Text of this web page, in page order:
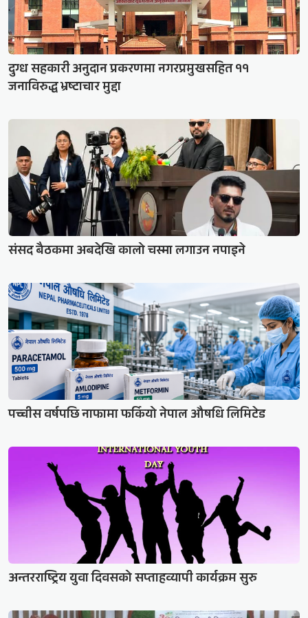
दुग्ध सहकारी अनुदान प्रकरणमा नगरप्रमुखसहित ११
जनाविरुद्ध भ्रष्टाचार मुद्दा
संसद बैठकमा अबदेखि कालो चस्मा लगाउन नपाइने
पच्चीस वर्षपछि नाफामा फर्कियो नेपाल औषधि लिमिटेड
अन्तरराष्ट्रिय युवा दिवसको सप्ताहव्यापी कार्यक्रम सुरु